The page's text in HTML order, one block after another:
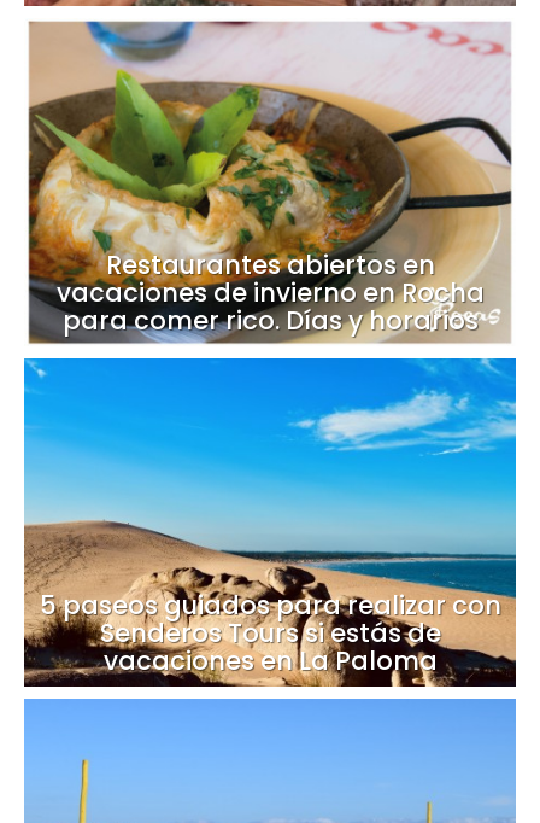
Restaurantes abiertos en
vacaciones de invierno en Rocha
para comer rico. Días y horarios
5 paseos guiados para realizar con
Senderos Tours si estás de
vacaciones en La Paloma